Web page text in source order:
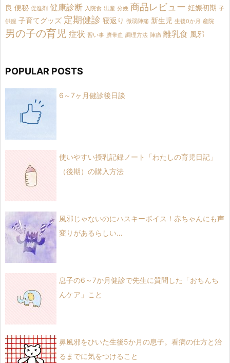
良 便秘 促進剤 健康診断 入院食 出産 分娩 商品レビュー 妊娠初期 子
供服 子育てグッズ 定期健診 寝返り 微弱陣痛 新生児 生後0か月 産院
男の子の育児 症状 習い事 臍帯血 調理方法 陣痛 離乳食 風邪
POPULAR POSTS
6～7ヶ月健診後日談
使いやすい授乳記録ノート「わたしの育児日記」
（後期）の購入方法
風邪じゃないのにハスキーボイス！赤ちゃんにも声
変りがあるらしい…
息子の6～7か月健診で先生に質問した「おちんち
んケア」こと
鼻風邪をひいた生後5か月の息子。看病の仕方と治
るまでに気をつけること